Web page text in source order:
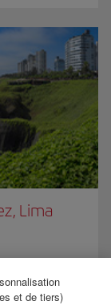
Lima
et de tiers)